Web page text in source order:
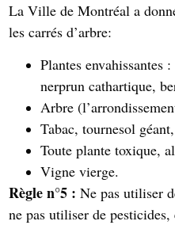
La Ville de Montréal a
les carrés d’arbre:
Plantes envahissantes
nerprun cathartique,
Arbre
Tabac, tournesol
Toute plante toxique,
Vigne vierge.
Règle n°5 : Ne pas utiliser
ne pas utiliser de